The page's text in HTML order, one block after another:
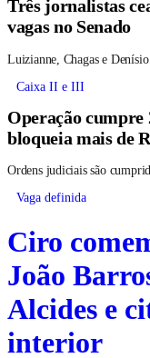
vagas no Senado
Luizianne, Chagas e
Caixa II e III
Operação cumpre
bloqueia mais de
Ordens judiciais são
Vaga definida
Ciro
João
Alcides e
interior